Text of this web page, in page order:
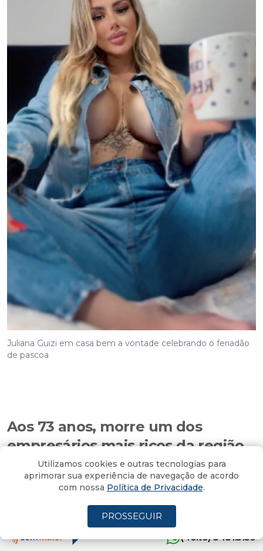
Juliana Guizi em casa bem a vontade celebrando o feriadão
de pascoa
Aos 73 anos, morre um dos
empresários mais ricos da região
Ney Lopes
(4oito) 3431.5150
Utilizamos cookies e outras tecnologias para
aprimorar sua experiência de navegação de acordo
com nossa Política de Privacidade.
PROSSEGUIR